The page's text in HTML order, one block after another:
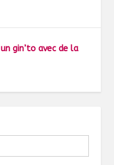
gin’to avec de la